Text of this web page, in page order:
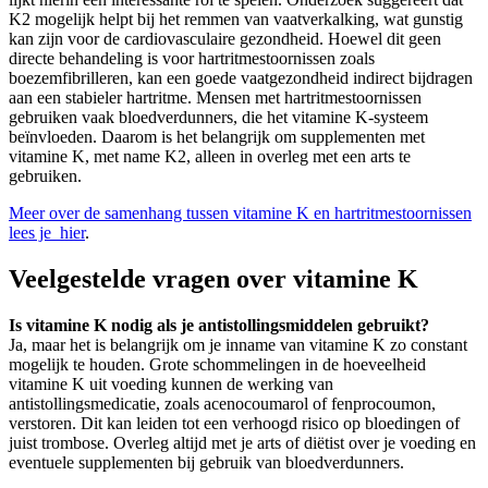
K2 mogelijk helpt bij het remmen van vaatverkalking, wat gunstig
kan zijn voor de cardiovasculaire gezondheid. Hoewel dit geen
directe behandeling is voor hartritmestoornissen zoals
boezemfibrilleren, kan een goede vaatgezondheid indirect bijdragen
aan een stabieler hartritme. Mensen met hartritmestoornissen
gebruiken vaak bloedverdunners, die het vitamine K-systeem
beïnvloeden. Daarom is het belangrijk om supplementen met
vitamine K, met name K2, alleen in overleg met een arts te
gebruiken.
Meer over de samenhang tussen vitamine K en hartritmestoornissen
lees je hier.
Veelgestelde vragen over vitamine K
Is vitamine K nodig als je antistollingsmiddelen gebruikt?
Ja, maar het is belangrijk om je inname van vitamine K zo constant
mogelijk te houden. Grote schommelingen in de hoeveelheid
vitamine K uit voeding kunnen de werking van
antistollingsmedicatie, zoals acenocoumarol of fenprocoumon,
verstoren. Dit kan leiden tot een verhoogd risico op bloedingen of
juist trombose. Overleg altijd met je arts of diëtist over je voeding en
eventuele supplementen bij gebruik van bloedverdunners.